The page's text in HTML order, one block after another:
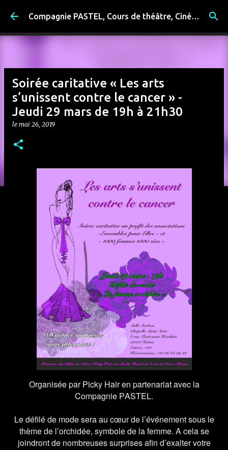
Accéder au contenu principal Compagnie PASTEL, Cours de théâtre, Cinéma, Exposition, Ateliers artistiques, Spectacle à Reims
Soirée caritative « Les arts
s’unissent contre le cancer » -
Jeudi 29 mars de 19h à 21h30
le mai 26, 2019
Organisée parPicky Hair en partenariat avec la
Compagnie PASTEL.
Le défilé de mode sera au cœur de l’événement sous le
thème de l’orchidée, symbole de la femme. A cela se
joindront de nombreuses surprises afin d’exalter votre